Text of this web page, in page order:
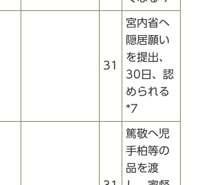
31
宮内省へ
隠居願い
を提出、
30日、認
められる
*7
篤敬へ児
手柏等の
品を渡